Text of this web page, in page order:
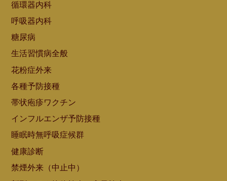
循環器内科
呼吸器内科
糖尿病
生活習慣病全般
花粉症外来
各種予防接種
帯状疱疹ワクチン
インフルエンザ予防接種
睡眠時無呼吸症候群
健康診断
禁煙外来（中止中）